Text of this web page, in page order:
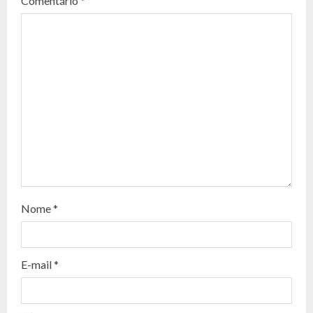
a
d
n
g
Nome*
E-mail*